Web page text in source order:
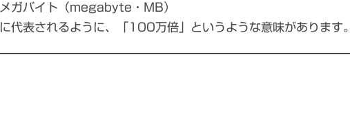
メガバイト（megabyte・MB）
に代表されるように、「100万倍」というような意味があります。